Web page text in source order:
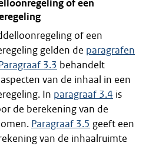
of een
of een
gelden de paragrafen
3.3 behandelt
van de inhaal in een
In paragraaf 3.4 is
de berekening van de
Paragraaf 3.5 geeft een
van de inhaalruimte